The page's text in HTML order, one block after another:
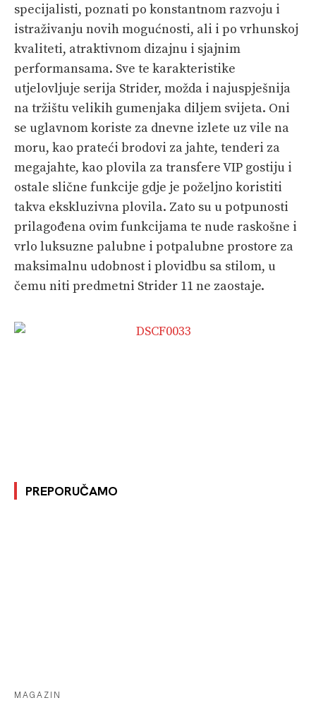
specijalisti, poznati po konstantnom razvoju i
istraživanju novih mogućnosti, ali i po vrhunskoj
kvaliteti, atraktivnom dizajnu i sjajnim
performansama. Sve te karakteristike
utjelovljuje serija Strider, možda i najuspješnija
na tržištu velikih gumenjaka diljem svijeta. Oni
se uglavnom koriste za dnevne izlete uz vile na
moru, kao prateći brodovi za jahte, tenderi za
megajahte, kao plovila za transfere VIP gostiju i
ostale slične funkcije gdje je poželjno koristiti
takva ekskluzivna plovila. Zato su u potpunosti
prilagođena ovim funkcijama te nude raskošne i
vrlo luksuzne palubne i potpalubne prostore za
maksimalnu udobnost i plovidbu sa stilom, u
čemu niti predmetni Strider 11 ne zaostaje.
PREPORUČAMO
MAGAZIN